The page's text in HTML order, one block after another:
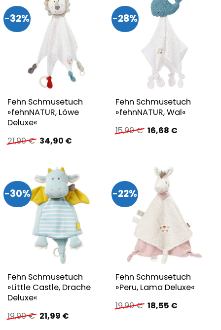
-32%
Fehn Schmusetuch
»fehnNATUR, Löwe
Deluxe«
21,99€ Ursprünglicher
Preis
21,99 €
34,90 €Aktueller
-28%
Fehn Schmusetuch
»fehnNATUR, Wal«
15,99€ Ursprünglicher
Preis
16,68 €Aktueller
-30%
Fehn Schmusetuch
»Little Castle, Drache
Deluxe«
19,99€ Ursprünglicher
Preis
21,99 €Aktueller
-22%
Fehn Schmusetuch
»Peru, Lama Deluxe«
19,99€ Ursprünglicher
Preis
18,55 €Aktueller